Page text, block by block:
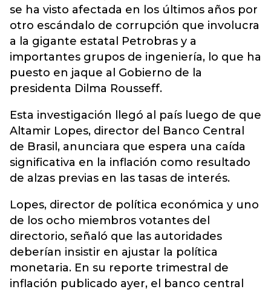
se ha visto afectada en los últimos años por
otro escándalo de corrupción que involucra
a la gigante estatal Petrobras y a
importantes grupos de ingeniería, lo que ha
puesto en jaque al Gobierno de la
presidenta Dilma Rousseff.
Esta investigación llegó al país luego de que
Altamir Lopes, director del Banco Central
de Brasil, anunciara que espera una caída
significativa en la inflación como resultado
de alzas previas en las tasas de interés.
Lopes, director de política económica y uno
de los ocho miembros votantes del
directorio, señaló que las autoridades
deberían insistir en ajustar la política
monetaria. En su reporte trimestral de
inflación publicado ayer, el banco central